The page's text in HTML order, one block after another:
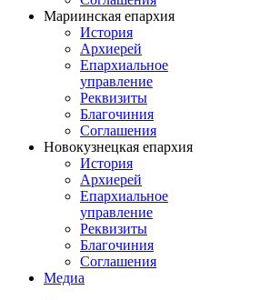
Мариинская епархия
История
Архиерей
Епархиальное
управление
Реквизиты
Благочиния
Соглашения
Новокузнецкая епархия
История
Архиерей
Епархиальное
управление
Реквизиты
Благочиния
Соглашения
Медиа